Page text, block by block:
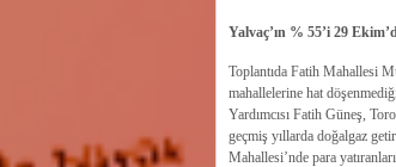
Yalvaç’ın % 55’i 29
Toplantıda Fatih Mahallesi
mahallelerine hat
Yardımcısı Fatih Güneş,
geçmiş yıllarda doğalgaz
Mahallesi’nde para